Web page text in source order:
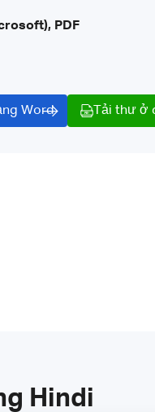
PDF
Word Tải thư ở
Hindi